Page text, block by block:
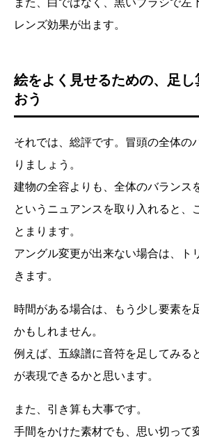
レンズ効果が出ます。
絵をよく見せるための、足
おう
それでは、総評です。冒頭の全体の
りましょう。
建物の全容よりも、全体のバランス
というニュアンスを取り入れると、
とまります。
アングル変更が出来ない場合は、ト
きます。
時間がある場合は、もう少し要素を
かもしれません。
例えば、五線譜に音符を足してみる
が表現できるかと思います。
また、引き算も大事です。
手間をかけた素材でも、思い切って
タイトル：『A FISH』 by 横田 芙実
添削＆評価のポイント紹介
改善のポイント
絵をよく見せるための、足し算・引
After - 添削後の作品改善
おわりに